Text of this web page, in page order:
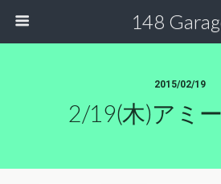
148
2015/02/19
2/19(木)アミ